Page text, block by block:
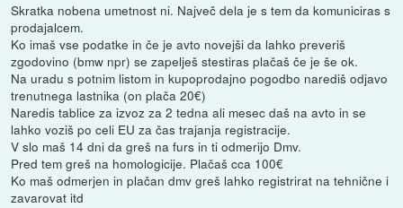
Skratka nobena umetnost ni. Največ dela je s tem da komuniciras s
prodajalcem.
Ko imaš vse podatke in če je avto novejši da lahko preveriš
zgodovino (bmw npr) se zapelješ stestiras plačaš če je še ok.
Na uradu s potnim listom in kupoprodajno pogodbo narediš odjavo
trenutnega lastnika (on plača 20€)
Naredis tablice za izvoz za 2 tedna ali mesec daš na avto in se
lahko voziš po celi EU za čas trajanja registracije.
V slo maš 14 dni da greš na furs in ti odmerijo Dmv.
Pred tem greš na homologicije. Plačaš cca 100€
Ko maš odmerjen in plačan dmv greš lahko registrirat na tehnične i
zavarovat itd